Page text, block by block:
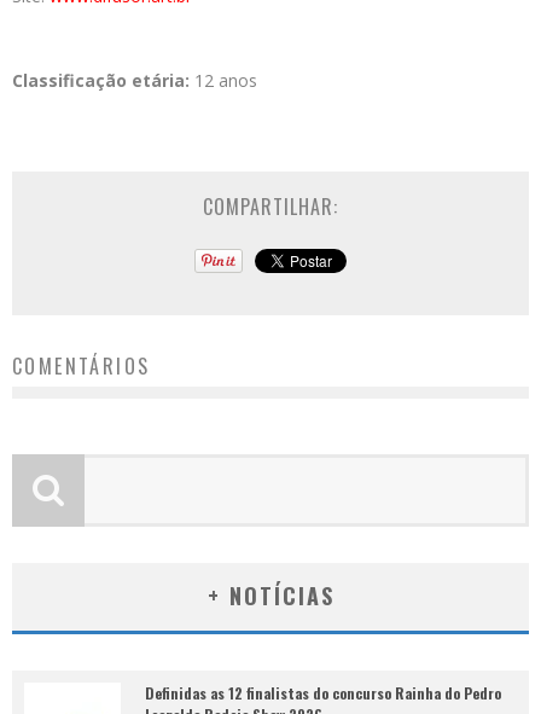
Classificação etária: 12 anos
COMPARTILHAR:
COMENTÁRIOS
+ NOTÍCIAS
Definidas as 12 finalistas do concurso Rainha do Pedro